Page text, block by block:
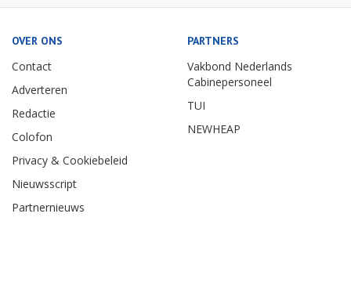
OVER ONS
Contact
Adverteren
Redactie
Colofon
Privacy & Cookiebeleid
Nieuwsscript
Partnernieuws
PARTNERS
Vakbond Nederlands
Cabinepersoneel
TUI
NEWHEAP